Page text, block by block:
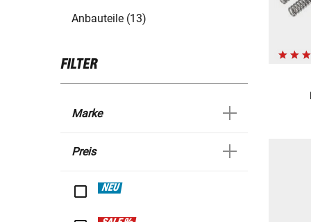
Anbauteile (13)
FILTER
Marke
Preis
NEU